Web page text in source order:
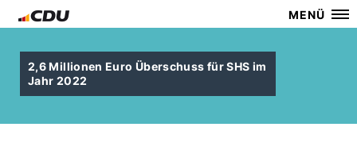
MENÜ
2,6 Millionen Euro Überschuss für SHS im
Jahr 2022